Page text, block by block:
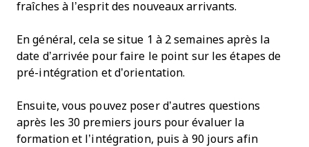
fraîches à l’esprit des nouveaux arrivants.
En général, cela se situe 1 à 2 semaines après la
date d’arrivée pour faire le point sur les étapes de
pré-intégration et d’orientation.
Ensuite, vous pouvez poser d’autres questions
après les 30 premiers jours pour évaluer la
formation et l’intégration, puis à 90 jours afin